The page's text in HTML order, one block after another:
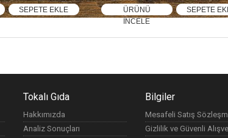
SEPETE EKLE
ÜRÜNÜ
İNCELE
SEPETE
Tokalı Gıda
Hakkımızda
Analiz Sonuçları
Bilgiler
Mesafeli Satış
Gizlilik ve Güvenli